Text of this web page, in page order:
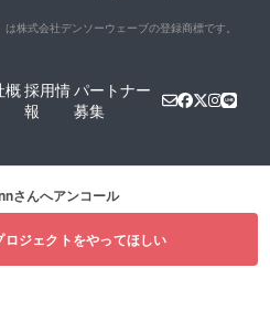
は株式会社デンソーウェーブの登録商標です。
概採用情
報
パートナー
募集
さんへアンコール
ロジェクトをやってほしい